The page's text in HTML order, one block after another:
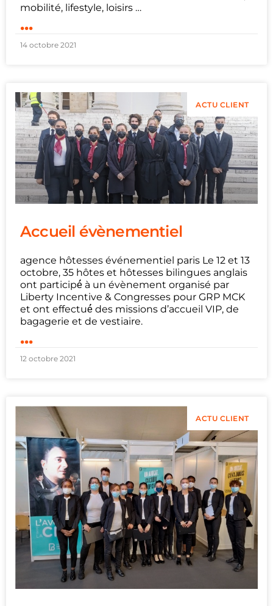
mobilité, lifestyle, loisirs …
...
14 octobre 2021
ACTU CLIENT
Accueil évènementiel
agence hôtesses événementiel paris Le 12 et 13
octobre, 35 hôtes et hôtesses bilingues anglais
ont participé́ à un évènement organisé par
Liberty Incentive & Congresses pour GRP MCK
et ont effectué́ des missions d’accueil VIP, de
bagagerie et de vestiaire.
...
12 octobre 2021
ACTU CLIENT